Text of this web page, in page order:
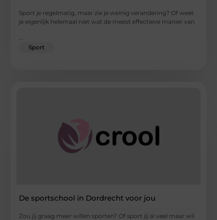
Sport je regelmatig, maar zie je weinig verandering? Of weet
je eigenlijk helemaal niet wat de meest effectieve manier van
Sport
De sportschool in Dordrecht voor jou
Zou jij graag meer willen sporten? Of sport jij al veel maar wil